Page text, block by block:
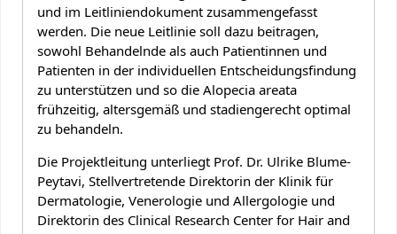
und im Leitliniendokument zusammengefasst
werden. Die neue Leitlinie soll dazu beitragen,
sowohl Behandelnde als auch Patientinnen und
Patienten in der individuellen Entscheidungsfindung
zu unterstützen und so die Alopecia areata
frühzeitig, altersgemäß und stadiengerecht optimal
zu behandeln.
Die Projektleitung unterliegt Prof. Dr. Ulrike Blume-
Peytavi, Stellvertretende Direktorin der Klinik für
Dermatologie, Venerologie und Allergologie und
Direktorin des Clinical Research Center for Hair and